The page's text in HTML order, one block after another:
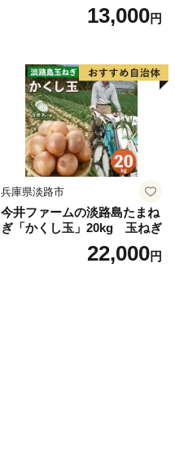
13,000円
兵庫県淡路市
今井ファームの淡路島たまね
ぎ「かくし玉」20kg 玉ねぎ
22,000円